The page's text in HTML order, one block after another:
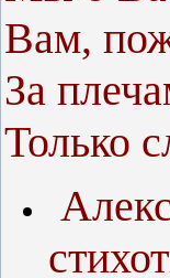
Вам,
За
Только